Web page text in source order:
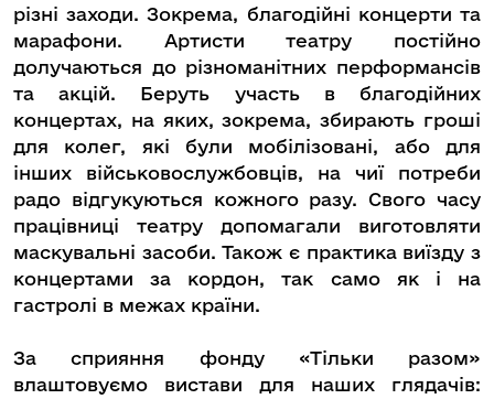
різні заходи. Зокрема, благодійні концерти та
марафони. Артисти театру постійно
долучаються до різноманітних перформансів
та акцій. Беруть участь в благодійних
концертах, на яких, зокрема, збирають гроші
для колег, які були мобілізовані, або для
інших військовослужбовців, на чиї потреби
радо відгукуються кожного разу. Свого часу
працівниці театру допомагали виготовляти
маскувальні засоби. Також є практика виїзду з
концертами за кордон, так само як і на
гастролі в межах країни.
За сприяння фонду «Тільки разом»
влаштовуємо вистави для наших глядачів: